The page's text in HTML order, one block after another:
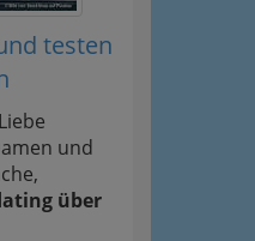
testen
und
über